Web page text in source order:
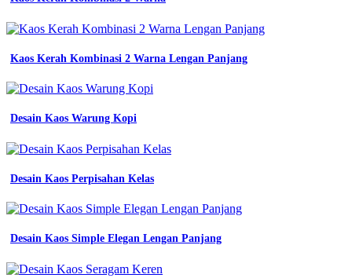
Kaos Kerah Kombinasi 2 Warna Lengan Panjang
Desain Kaos Warung Kopi
Desain Kaos Perpisahan Kelas
Desain Kaos Simple Elegan Lengan Panjang